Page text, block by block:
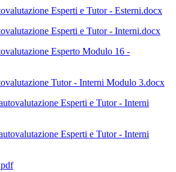
Esperti e Tutor - Esterni.docx
Esperti e Tutor - Interni.docx
Esperto Modulo 16 -
Tutor - Interni Modulo 3.docx
Esperti e Tutor - Interni
Esperti e Tutor - Interni